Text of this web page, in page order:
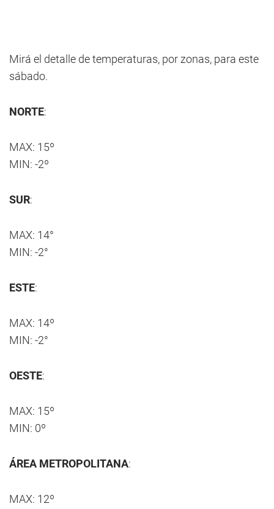
Mirá el detalle de temperaturas, por zonas, para este
sábado.
NORTE:
MAX: 15º
MIN: -2º
SUR:
MAX: 14°
MIN: -2°
ESTE:
MAX: 14º
MIN: -2°
OESTE:
MAX: 15º
MIN: 0º
ÁREA METROPOLITANA:
MAX: 12º